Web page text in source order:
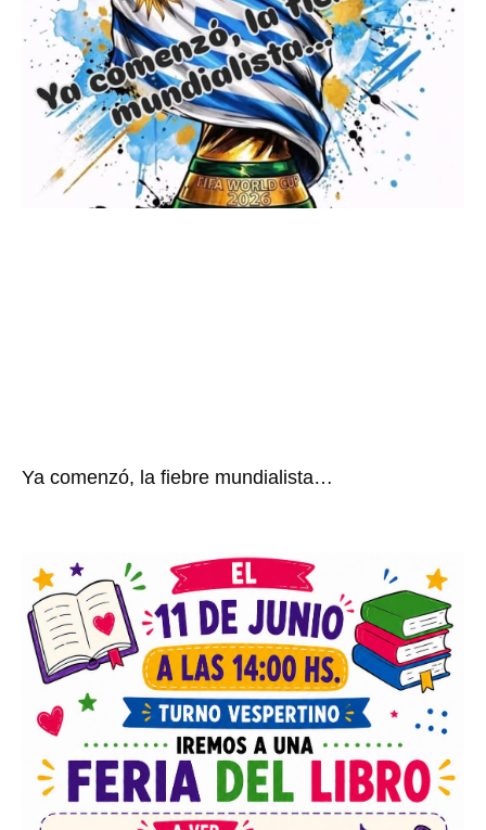
Ya comenzó, la fiebre mundialista…